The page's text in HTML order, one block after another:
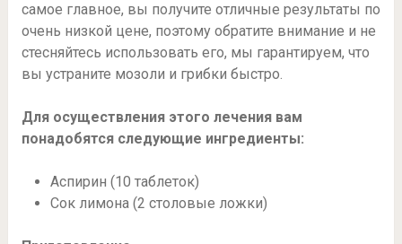
самое главное, вы получите отличные результаты по
очень низкой цене, поэтому обратите внимание и не
стесняйтесь использовать его, мы гарантируем, что
вы устраните мозоли и грибки быстро.
Для осуществления этого лечения вам
понадобятся следующие ингредиенты:
Аспирин (10 таблеток)
Сок лимона (2 столовые ложки)